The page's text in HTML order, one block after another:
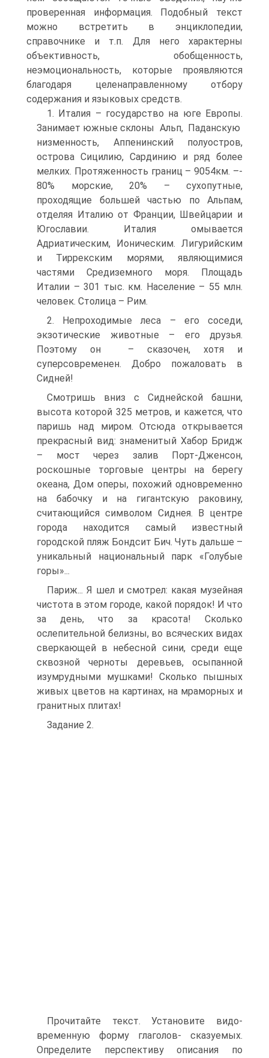
проверенная информация. Подобный текст
можно встретить в энциклопедии,
справочнике и т.п. Для него характерны
объективность, обобщенность,
неэмоциональность, которые проявляются
благодаря целенаправленному отбору
содержания и языковых средств.
1. Италия – государство на юге Европы.
Занимает южные склоны Альп, Паданскую
низменность, Аппенинский полуостров,
острова Сицилию, Сардинию и ряд более
мелких. Протяженность границ – 9054км. –-
80% морские, 20% – сухопутные,
проходящие большей частью по Альпам,
отделяя Италию от Франции, Швейцарии и
Югославии. Италия омывается
Адриатическим, Ионическим. Лигурийским
и Тиррекским морями, являющимися
частями Средиземного моря. Площадь
Италии – 301 тыс. км. Население – 55 млн.
человек. Столица – Рим.
2. Непроходимые леса – его соседи,
экзотические животные – его друзья.
Поэтому он – сказочен, хотя и
суперсовременен. Добро пожаловать в
Сидней!
Смотришь вниз с Сиднейской башни,
высота которой 325 метров, и кажется, что
паришь над миром. Отсюда открывается
прекрасный вид: знаменитый Хабор Бридж
– мост через залив Порт-Дженсон,
роскошные торговые центры на берегу
океана, Дом оперы, похожий одновременно
на бабочку и на гигантскую раковину,
считающийся символом Сиднея. В центре
города находится самый известный
городской пляж Бондсит Бич. Чуть дальше –
уникальный национальный парк «Голубые
горы»...
Париж... Я шел и смотрел: какая музейная
чистота в этом городе, какой порядок! И что
за день, что за красота! Сколько
ослепительной белизны, во всяческих видах
сверкающей в небесной сини, среди еще
сквозной черноты деревьев, осыпанной
изумрудными мушками! Сколько пышных
живых цветов на картинах, на мраморных и
гранитных плитах!
Задание 2.
Прочитайте текст. Установите видо-
временную форму глаголов- сказуемых.
Определите перспективу описания по